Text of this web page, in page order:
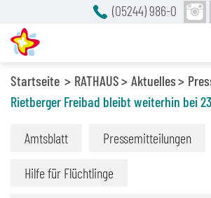
Startseite RATHAUS Aktuelles
Rietberger Freibad bleibt weiterhin bei
Amtsblatt Pressemitteilungen
Hilfe für Flüchtlinge
(05244) 986-0